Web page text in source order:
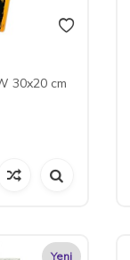
30x20 cm
Yeni